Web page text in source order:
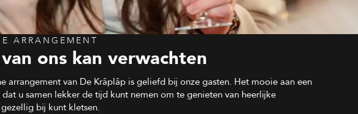
ARRANGEMENT
ons kan verwachten
arrangement van De Krâplâp is geliefd bij onze gasten. Het mooie aan een
dat u samen lekker de tijd kunt nemen om te genieten van heerlijke
bij kunt kletsen.